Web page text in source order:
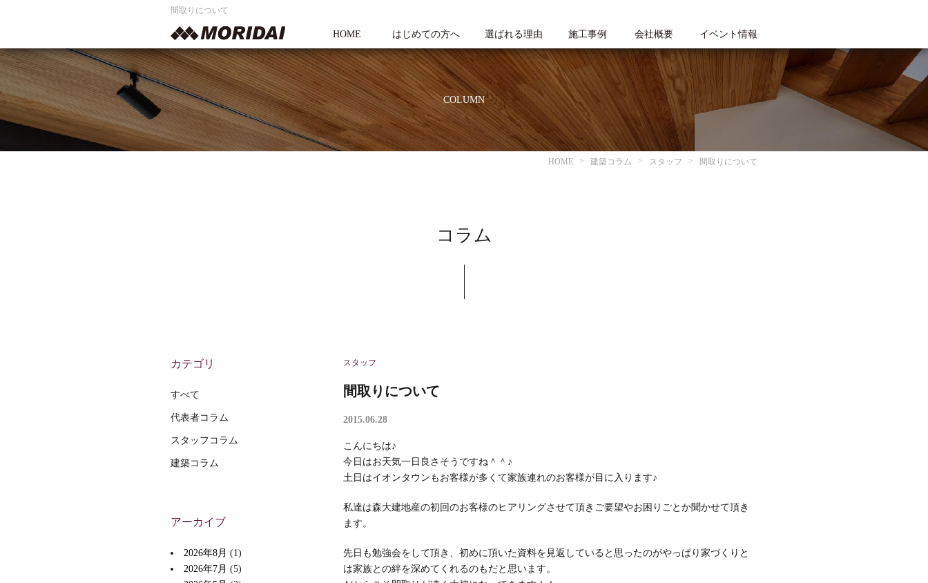
間取りについて
HOME はじめての方へ 選ばれる理由 施工事例 会社概要 イベント情報
COLUMN
HOME 建築コラム スタッフ 間取りについて
コラム
スタッフ
間取りについて
2015.06.28
こんにちは♪
今日はお天気一日良さそうですね＾＾♪
土日はイオンタウンもお客様が多くて家族連れのお客様が目に入ります♪
私達は森大建地産の初回のお客様のヒアリングさせて頂きご要望やお困りごとか聞かせて頂き
ます。
先日も勉強会をして頂き、初めに頂いた資料を見返していると思ったのがやっぱり家づくりと
は家族との絆を深めてくれるのもだと思います。
カテゴリ
すべて
代表者コラム
スタッフコラム
建築コラム
アーカイブ
2026年8月 (1)
2026年7月 (5)